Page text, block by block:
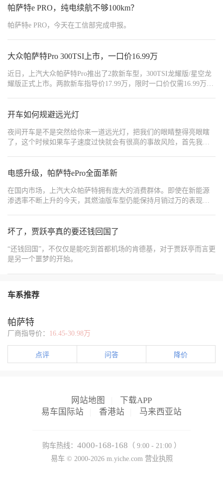
帕萨特e PRO，纯电续航不够100km？
帕萨特e PRO，今天在工信部完成申报。
大众帕萨特Pro 300TSI上市，一口价16.99万
近日，上汽大众帕萨特Pro推出了2款新车型，300TSI龙耀版/星空龙
耀版正式上市。两款新车指导价17.99万，限时一口价仅需16.99万。
开车如何规避远光灯
夜间开车是不是突然给你来一道远光灯，把我们的眼睛整得亮眼瞎
了，这个时候如果车子速度过快就会有很高的事故风险，首先我们
开远光灯，那么就得学会怎么应对突然来的远光灯，遇到了先眼神
镜都是带防眩晕的碰一下手动拨一下就可以减少反光。同时一定要
减速避免前方有障碍物或者行人，然后可以打双闪提醒对向车关闭
电感升级，帕萨特ePro全面革新
在国内市场，上汽大众帕萨特拥有庞大的消费群体。即使在新能源
渗透率不断上升的今天，其燃油版车型仍能保持月销过万的表现。
新插混产品线，推出全新帕萨特家族成员——ePro。下面，我们先来
坏了，贾跃亭真的要还钱回国了
“还钱回国”，不仅仅是能吃到首都机场的肯德基，对于贾跃亭而言更
是另一个噩梦的开始。
车系推荐
帕萨特
厂商指导价： 16.45-30.98万
点评 问答 降价
网站地图
下载APP
易车国际站
香港站 马来西亚站
购车热线： 4000-168-168 （ 9:00 - 21:00 ）
易车 © 2000-2026m.yiche.com 营业执照